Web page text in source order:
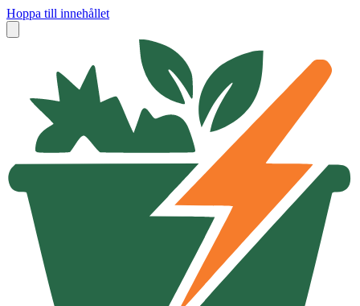
Hoppa till innehållet